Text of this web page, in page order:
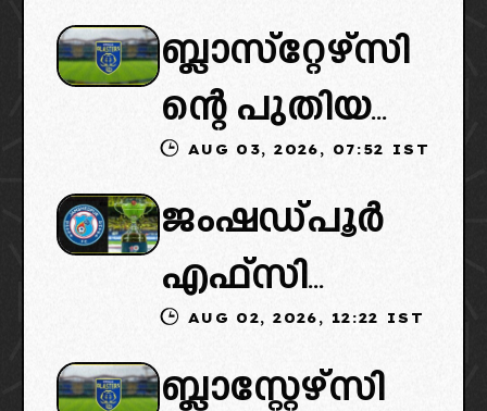
ബ്ലാസ്‌റ്റേഴ്‌സി
ന്റെ പുതിയ
ഉടമകളിൽ
മലബാറിൽ
നിന്നുള്ള
ബിസിനസ്
ഗ്രൂപ്പും:
AUG 03, 2026, 07:52 IST
ജംഷഡ്പൂർ
എഫ്സി
മടങ്ങിവരും!:
തിരിച്ചെത്തി
AUG 02, 2026, 12:22 IST
ബ്ലാസ്റ്റേഴ്‌സി